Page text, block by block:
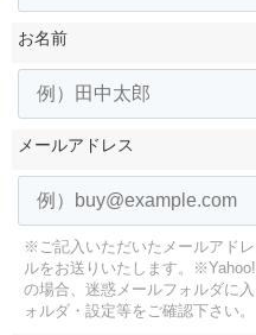
お名前
メールアドレス
※ご記入いただいたメールアド
ルをお送りいたします。
の場合、迷惑メールフォルダに入
ォルダ・設定等をご確認下さい。